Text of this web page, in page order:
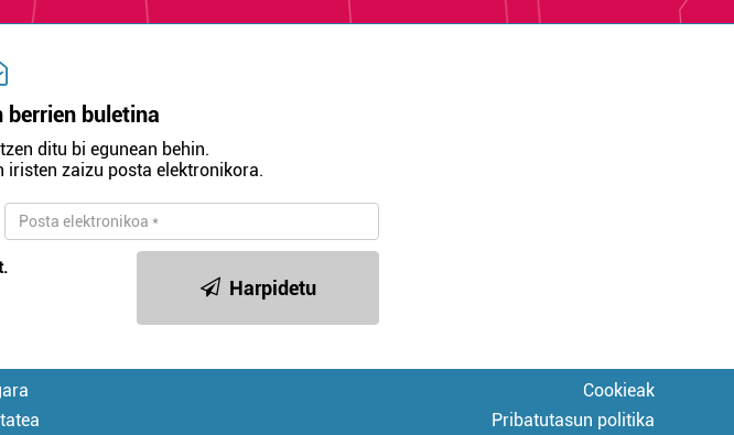
berrien buletina
ditu bi egunean behin.
iristen zaizu posta elektronikora.
Harpidetu
Cookieak
Pribatutasun politika